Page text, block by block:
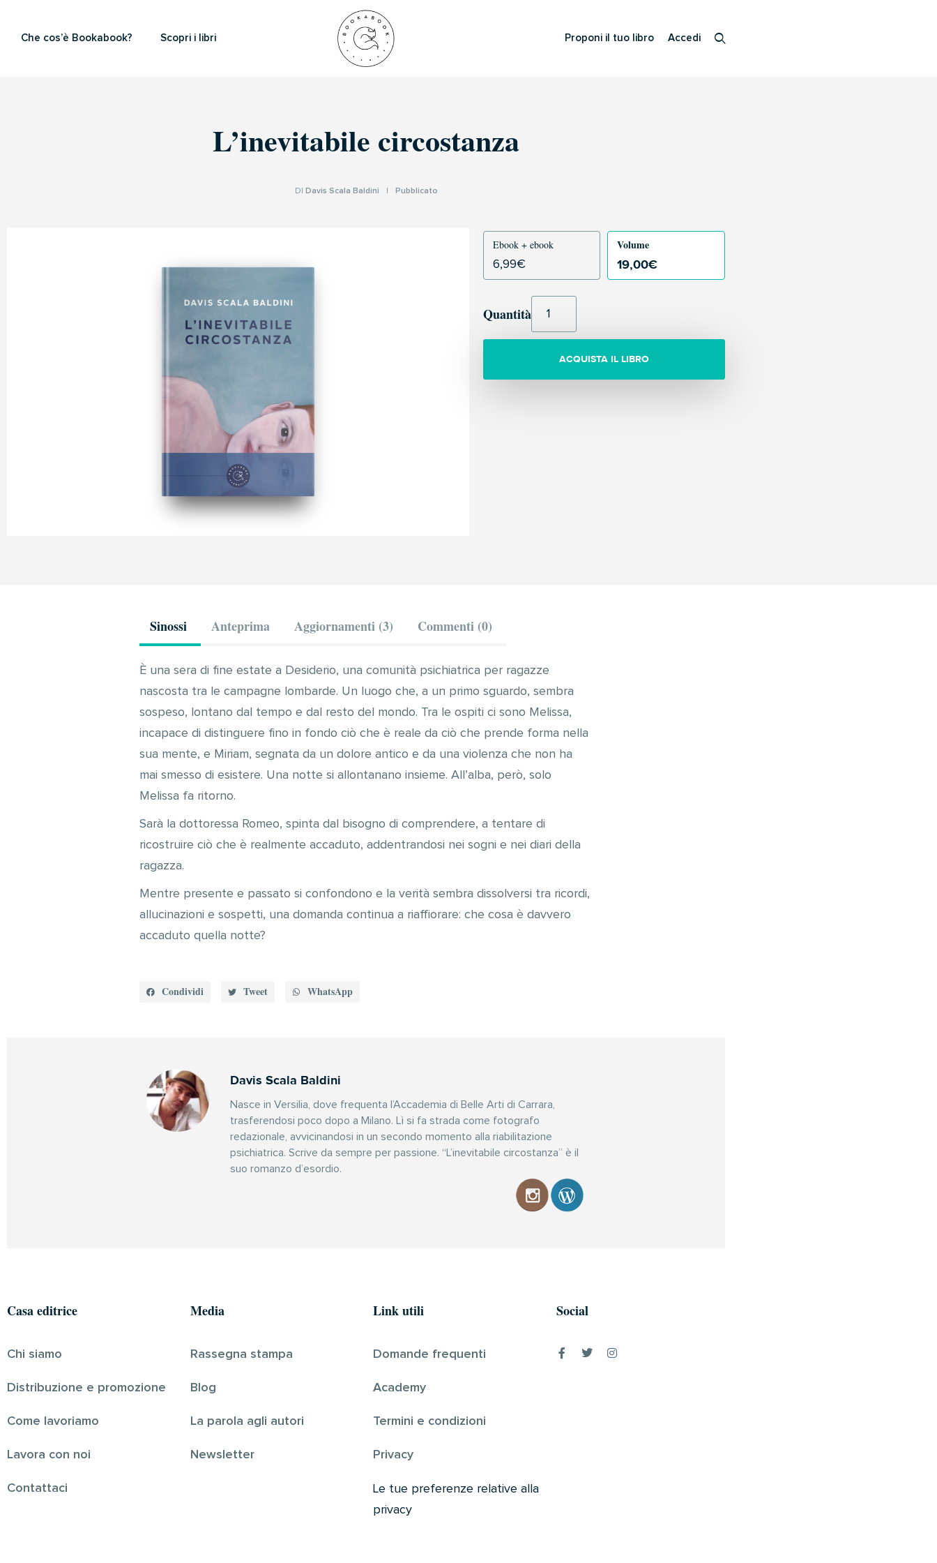
Che cos’è Bookabook? Scopri i libri Proponi il tuo libro Accedi
L’inevitabile circostanza
DI Davis Scala Baldini Pubblicato
Ebook + ebook
6,99€
Volume
19,00€
Quantità
ACQUISTA IL LIBRO
Sinossi Anteprima Aggiornamenti (3) Commenti (0)
È una sera di fine estate a Desiderio, una comunità psichiatrica per ragazze
nascosta tra le campagne lombarde. Un luogo che, a un primo sguardo, sembra
sospeso, lontano dal tempo e dal resto del mondo. Tra le ospiti ci sono Melissa,
incapace di distinguere fino in fondo ciò che è reale da ciò che prende forma nella
sua mente, e Miriam, segnata da un dolore antico e da una violenza che non ha
mai smesso di esistere. Una notte si allontanano insieme. All’alba, però, solo
Melissa fa ritorno.
Sarà la dottoressa Romeo, spinta dal bisogno di comprendere, a tentare di
ricostruire ciò che è realmente accaduto, addentrandosi nei sogni e nei diari della
ragazza.
Mentre presente e passato si confondono e la verità sembra dissolversi tra ricordi,
allucinazioni e sospetti, una domanda continua a riaffiorare: che cosa è davvero
accaduto quella notte?
Condividi Tweet WhatsApp
Davis Scala Baldini
Nasce in Versilia, dove frequenta l’Accademia di Belle Arti di Carrara,
trasferendosi poco dopo a Milano. Lì si fa strada come fotografo
redazionale, avvicinandosi in un secondo momento alla riabilitazione
psichiatrica. Scrive da sempre per passione. “L’inevitabile circostanza” è il
suo romanzo d’esordio.
Casa editrice
Chi siamo
Distribuzione e promozione
Come lavoriamo
Lavora con noi
Contattaci
Media
Rassegna stampa
Blog
La parola agli autori
Newsletter
Link utili
Domande frequenti
Academy
Termini e condizioni
Privacy
Le tue preferenze relative alla
privacy
Social